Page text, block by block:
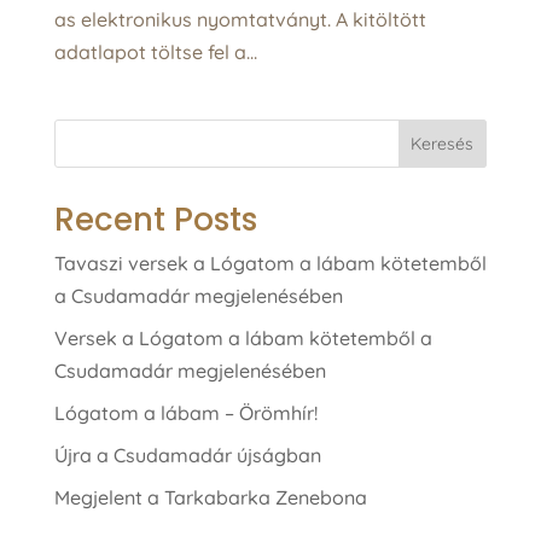
as elektronikus nyomtatványt. A kitöltött
adatlapot töltse fel a...
Keresés
Recent Posts
Tavaszi versek a Lógatom a lábam kötetemből
a Csudamadár megjelenésében
Versek a Lógatom a lábam kötetemből a
Csudamadár megjelenésében
Lógatom a lábam – Örömhír!
Újra a Csudamadár újságban
Megjelent a Tarkabarka Zenebona